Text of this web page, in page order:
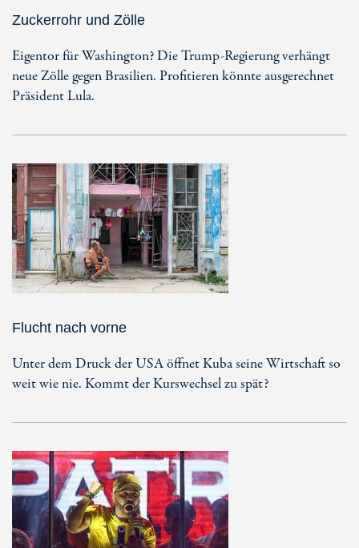
Zuckerrohr und Zölle
Eigentor für Washington? Die Trump-Regierung verhängt
neue Zölle gegen Brasilien. Profitieren könnte ausgerechnet
Präsident Lula.
Flucht nach vorne
Unter dem Druck der USA öffnet Kuba seine Wirtschaft so
weit wie nie. Kommt der Kurswechsel zu spät?